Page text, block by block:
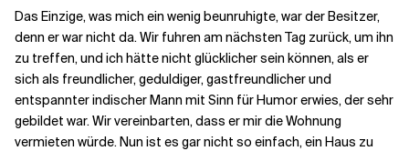
Das Einzige, was mich ein wenig beunruhigte, war der Besitzer,
denn er war nicht da. Wir fuhren am nächsten Tag zurück, um ihn
zu treffen, und ich hätte nicht glücklicher sein können, als er
sich als freundlicher, geduldiger, gastfreundlicher und
entspannter indischer Mann mit Sinn für Humor erwies, der sehr
gebildet war. Wir vereinbarten, dass er mir die Wohnung
vermieten würde. Nun ist es gar nicht so einfach, ein Haus zu